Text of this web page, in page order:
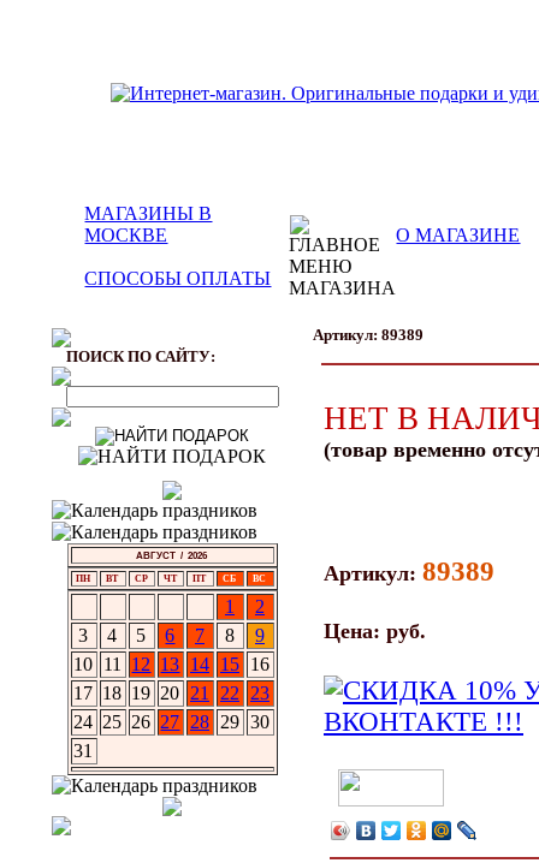
МАГАЗИНЫ В
МОСКВЕ
О МАГАЗИНЕ
СПОСОБЫ ОПЛАТЫ
ПОИСК ПО САЙТУ:
АВГУСТ / 2026
ПН ВТ СР ЧТ ПТ СБ ВС
1
2
3
4 5 6 7 8
9
10 11 12 13 14 15 16
17 18 19 20 21 22
23
24 25 26 27 28 29 30
31
Артикул: 89389
НЕТ В
(товар временно
Артикул: 89389
Цена: руб.